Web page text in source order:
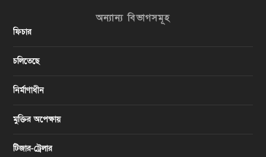
অন্যান্য বিভাগসমূহ
ফিচার
চলিতেছে
নির্মাণাধীন
মুক্তির অপেক্ষায়
টিজার-ট্রেলার